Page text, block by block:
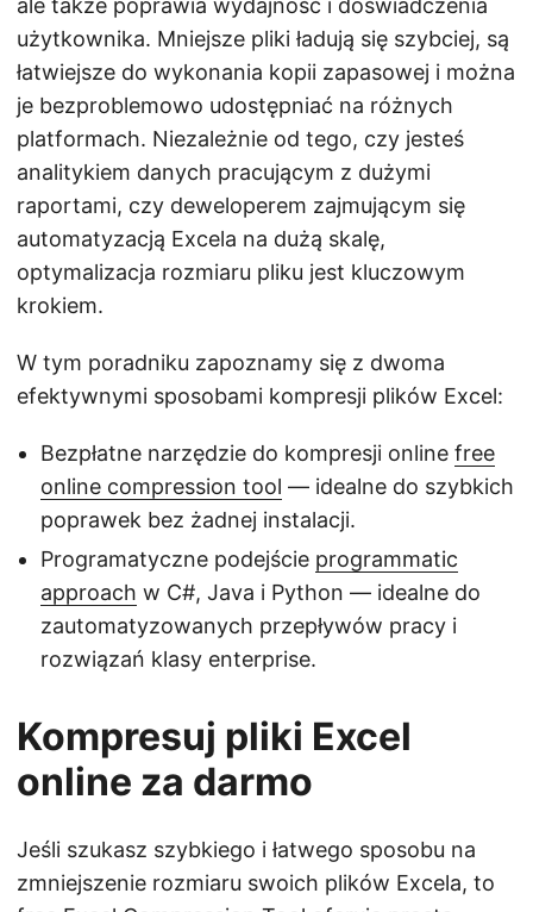
ale także poprawia wydajność i doświadczenia
użytkownika. Mniejsze pliki ładują się szybciej, są
łatwiejsze do wykonania kopii zapasowej i można
je bezproblemowo udostępniać na różnych
platformach. Niezależnie od tego, czy jesteś
analitykiem danych pracującym z dużymi
raportami, czy deweloperem zajmującym się
automatyzacją Excela na dużą skalę,
optymalizacja rozmiaru pliku jest kluczowym
krokiem.
W tym poradniku zapoznamy się z dwoma
efektywnymi sposobami kompresji plików Excel:
Bezpłatne narzędzie do kompresji online free
online compression tool — idealne do szybkich
poprawek bez żadnej instalacji.
Programatyczne podejście programmatic
approach w C#, Java i Python — idealne do
zautomatyzowanych przepływów pracy i
rozwiązań klasy enterprise.
Kompresuj pliki Excel
online za darmo
Jeśli szukasz szybkiego i łatwego sposobu na
zmniejszenie rozmiaru swoich plików Excela, to